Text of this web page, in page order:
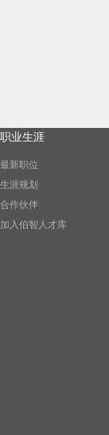
职业生涯
最新职位
生涯规划
合作伙伴
加入伯智人才库